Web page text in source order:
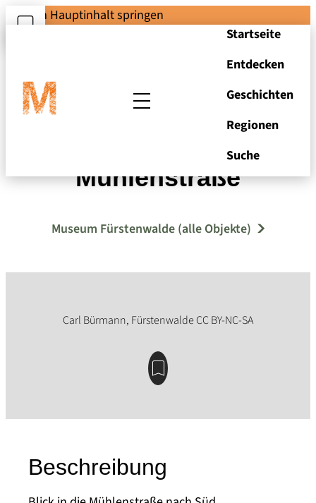
Zum Hauptinhalt springen
Startseite
Entdecken
Geschichten
Regionen
Suche
Fürstenwalde,
Mühlenstraße
Museum Fürstenwalde (alle Objekte)
Beschreibung